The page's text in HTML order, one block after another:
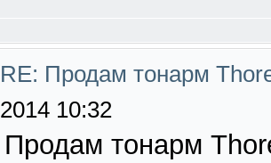
RE: Продам тонарм
2014 10:32
Продам тонарм